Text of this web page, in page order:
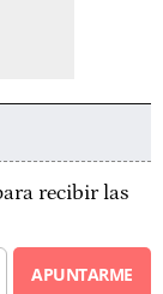
recibir las
APUNTARME